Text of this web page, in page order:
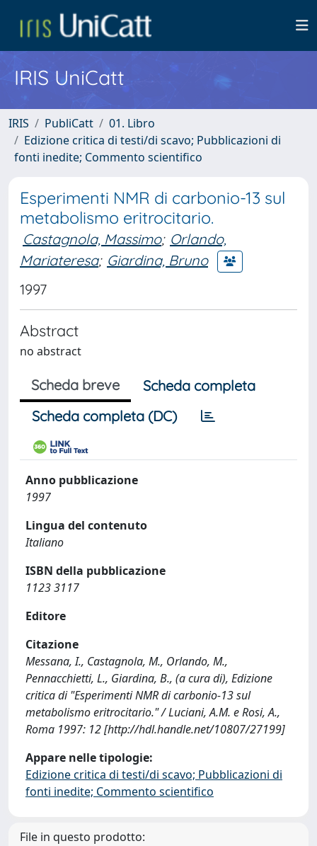
IRIS UniCatt
IRIS PubliCatt
01. Libro
Edizione critica di testi/di scavo; Pubblicazioni di
fonti inedite; Commento scientifico
Esperimenti NMR di carbonio-13 sul
metabolismo eritrocitario.
Castagnola, Massimo; Orlando,
Mariateresa; Giardina, Bruno
1997
Abstract
no abstract
Scheda breve
Scheda completa
Scheda completa (DC)
Anno pubblicazione
1997
Lingua del contenuto
Italiano
ISBN della pubblicazione
1123 3117
Editore
Citazione
Messana, I., Castagnola, M., Orlando, M.,
Pennacchietti, L., Giardina, B., (a cura di), Edizione
critica di "Esperimenti NMR di carbonio-13 sul
metabolismo eritrocitario." / Luciani, A.M. e Rosi, A.,
Roma 1997: 12 [http://hdl.handle.net/10807/27199]
Appare nelle tipologie:
Edizione critica di testi/di scavo; Pubblicazioni di
fonti inedite; Commento scientifico
File in questo prodotto: